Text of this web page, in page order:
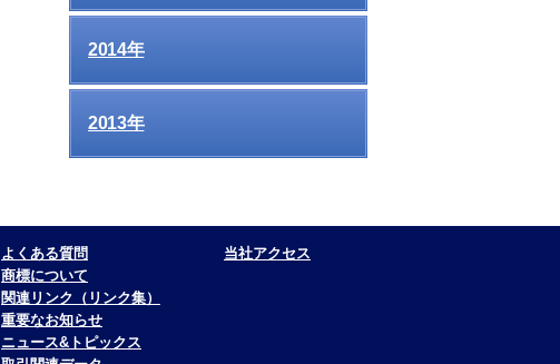
2014年
2013年
よくある質問
商標について
関連リンク（リンク集）
重要なお知らせ
ニュース&トピックス
当社アクセス